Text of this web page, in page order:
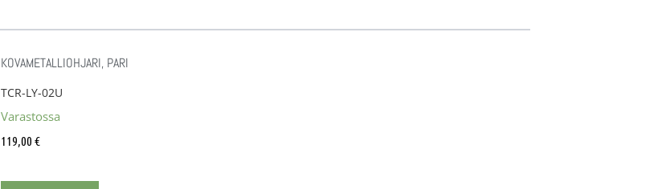
KOVAMETALLIOHJARI, PARI
TCR-LY-02U
Varastossa
119,00 €